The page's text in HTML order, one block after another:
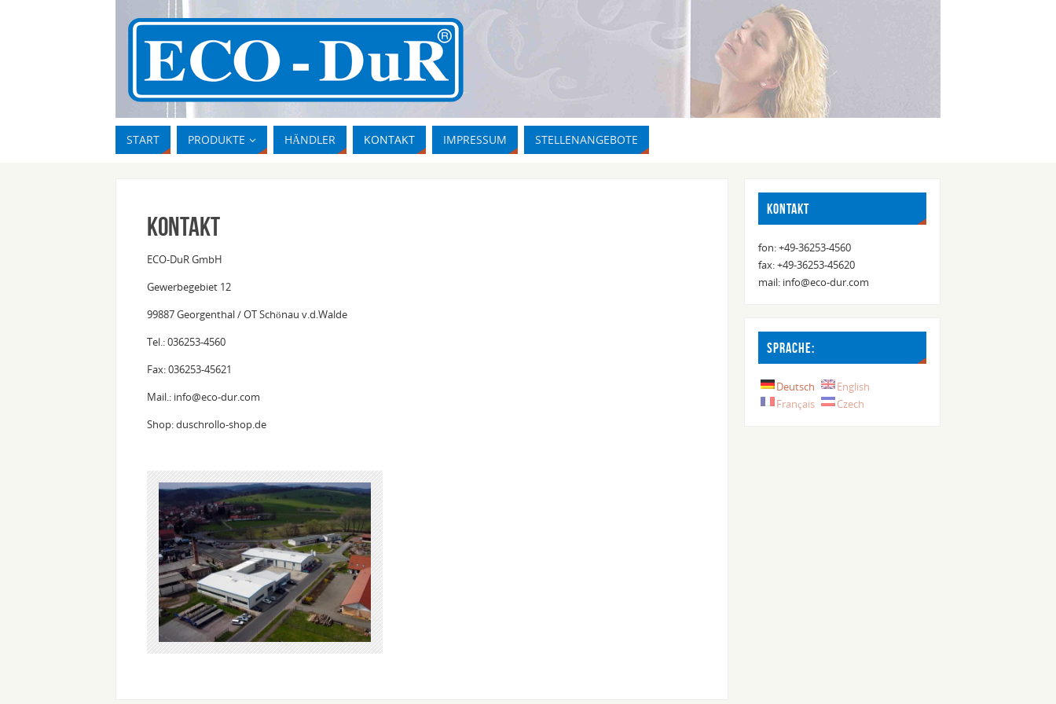
START PRODUKTE HÄNDLER KONTAKT IMPRESSUM STELLENANGEBOTE
Kontakt
ECO-DuR GmbH
Gewerbegebiet 12
99887 Georgenthal / OT Schönau v.d.Walde
Tel.: 036253-4560
Fax: 036253-45621
Mail.: info@eco-dur.com
Shop: duschrollo-shop.de
KONTAKT
fon: +49-36253-4560
fax: +49-36253-45620
mail: info@eco-dur.com
SPRACHE:
Deutsch
English
Français
Czech